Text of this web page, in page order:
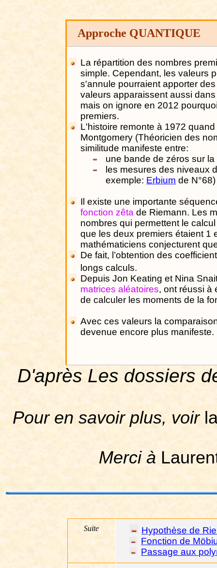
Approche QUANTIQUE
La répartition des nombres
simple. Cependant, les valeurs
s'annule pourraient apporter
valeurs apparaissent aussi
mais on ignore en 2012
premiers.
L'histoire remonte à 1972
Montgomery (Théoricien des
similitude manifeste entre:
une bande de zéros sur
les mesures des niveaux
exemple: Erbium de N°68)
Il existe une importante
fonction zêta de Riemann. Les
nombres qui permettent le
que les deux premiers étaient 1
mathématiciens conjecturent
De fait, l’obtention des
longs calculs.
Depuis Jon Keating et Nina
matrices aléatoires, ont réussi à
de calculer les moments de la
Avec ces valeurs la
devenue encore plus manifeste.
D'après Les dossiers
Pour en savoir plus, voir
Merci à
Suite
Hypothèse de
Fonction de
Passage aux